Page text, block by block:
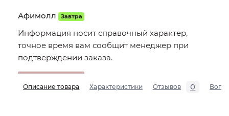
Афимолл Завтра
Информация носит справочный характер,
точное время вам сообщит менеджер при
подтверждении заказа.
Описание товара Характеристики Отзывов 0